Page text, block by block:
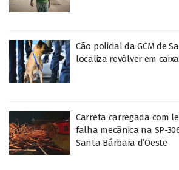
Cão policial da GCM de
localiza revólver em
Carreta carregada com
falha mecânica na SP-
Santa Bárbara d’Oeste